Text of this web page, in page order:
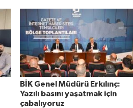
BİK Genel Müdürü Erkılınç:
Yazılı basını yaşatmak için
çabalıyoruz